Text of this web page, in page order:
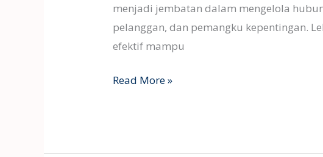
menjadi jembatan dalam mengelola
pelanggan, dan pemangku kepentingan.
efektif mampu
Read More »